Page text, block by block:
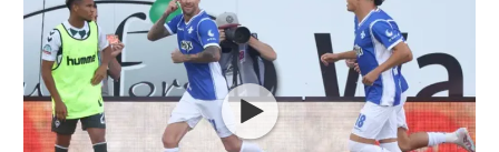
VOD
נבחרת ישראל
מכבי חיפה
בית"ר ירושלים
ליגה גרמנית
ליגה ספרדית
ליגה איטלקית
כדורסל נשים
מכבי תל אביב
הפועל חולון
יורוליג
יורוקאפ
ענפים נוספים
טניס
כדוריד